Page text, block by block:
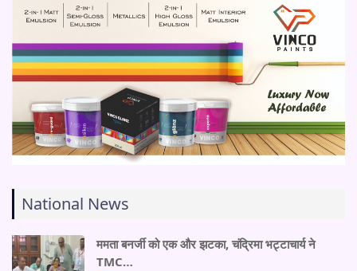
National News
ममता बनर्जी को एक और झटका, चंद्रिमा भट्टाचार्य ने
TMC…